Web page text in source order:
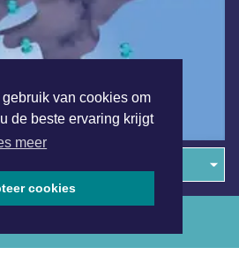
van cookies om
de beste ervaring krijgt
meer
cookies